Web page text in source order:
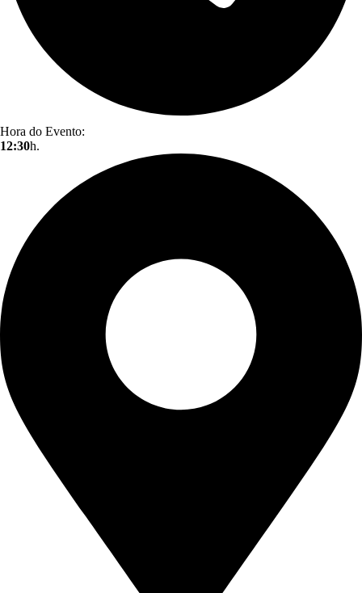
Hora do Evento:
12:30h.